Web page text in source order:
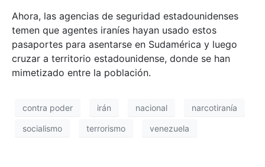
Ahora, las agencias de seguridad estadounidenses
temen que agentes iraníes hayan usado estos
pasaportes para asentarse en Sudamérica y luego
cruzar a territorio estadounidense, donde se han
mimetizado entre la población.
contra poder irán nacional narcotiranía
socialismo terrorismo venezuela